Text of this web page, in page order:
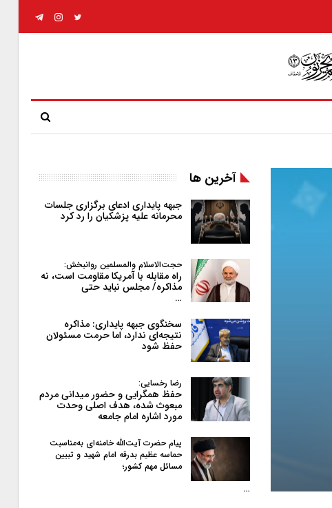
آخرین ها
جبهه پایداری ادعای برگزاری جلسات
محرمانه علیه پزشکیان را رد کرد
حجت‌الاسلام والمسلمین روانبخش:
راه مقابله با آمریکا مقاومت است، نه
مذاکره/ مجلس نباید حتی
…
سخنگوی جبهه پایداری: مذاکره
نتیجه‌ای ندارد، اما حرمت مسئولان
حفظ شود
رضا رخسایی:
حفظ همگرایی و حضور میدانی مردم
مبعوث شده، هدف اصلی وحدت
مورد اشاره امام جامعه
پیام حضرت آیت‌الله خامنه‌ای به‌مناسبت
حماسه عظیم بدرقه امام شهید و تبیین
مسائل مهم کشور؛
…